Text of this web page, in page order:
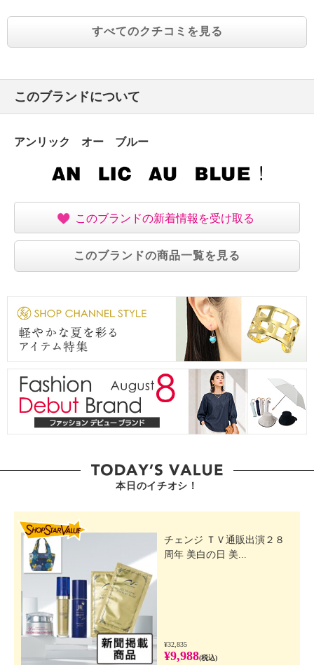
すべてのクチコミを見る
このブランドについて
アンリック オー ブルー
このブランドの新着情報を受け取る
このブランドの商品一覧を見る
本日のイチオシ！
チェンジ ＴＶ通販出演２８
周年 美白の日 美...
¥32,835
¥9,988(税込)